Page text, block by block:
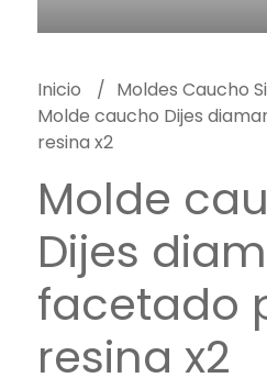
Inicio
Moldes Caucho
Molde caucho Dijes
resina x2
Molde
Dijes
facetado
resina x2